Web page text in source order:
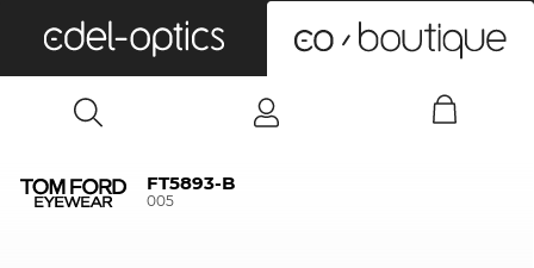
FT5893-B
005